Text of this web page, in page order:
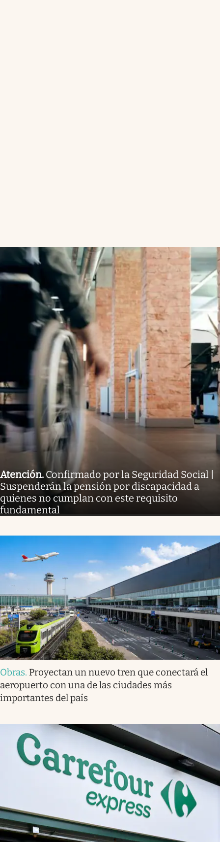
Atención. Confirmado por la Seguridad Social |
Suspenderán la pensión por discapacidad a
quienes no cumplan con este requisito
fundamental
Obras. Proyectan un nuevo tren que conectará el
aeropuerto con una de las ciudades más
importantes del país